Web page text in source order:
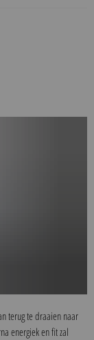
terug te draaien naar
energiek en fit zal